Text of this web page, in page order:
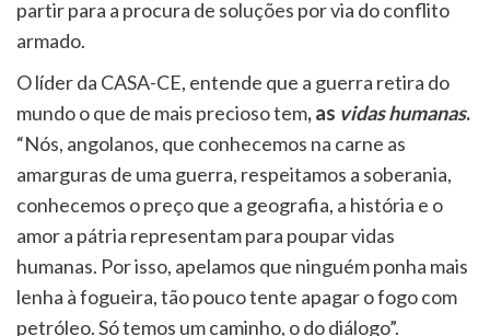
partir para a procura de soluções por via do conflito
armado.
O líder da CASA-CE, entende que a guerra retira do
mundo o que de mais precioso tem, as vidas humanas.
“Nós, angolanos, que conhecemos na carne as
amarguras de uma guerra, respeitamos a soberania,
conhecemos o preço que a geografia, a história e o
amor a pátria representam para poupar vidas
humanas. Por isso, apelamos que ninguém ponha mais
lenha à fogueira, tão pouco tente apagar o fogo com
petróleo. Só temos um caminho, o do diálogo”.